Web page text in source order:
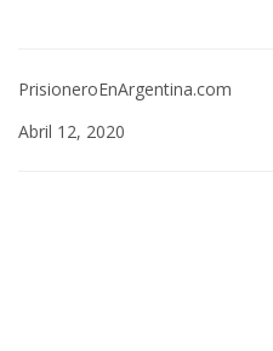
PrisioneroEnArgentina.com
Abril 12, 2020